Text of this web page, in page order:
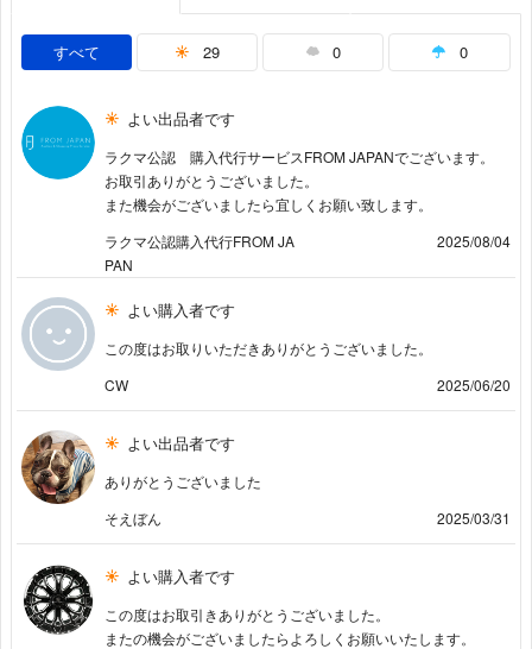
すべて 29 0 0
よい出品者です
ラクマ公認 購入代行サービスFROM JAPANでございます。
お取引ありがとうございました。
また機会がございましたら宜しくお願い致します。
ラクマ公認購入代行FROM JA
PAN
2025/08/04
よい購入者です
この度はお取りいただきありがとうございました。
CW
2025/06/20
よい出品者です
ありがとうございました
そえぼん
2025/03/31
よい購入者です
この度はお取引きありがとうございました。
またの機会がございましたらよろしくお願いいたします。